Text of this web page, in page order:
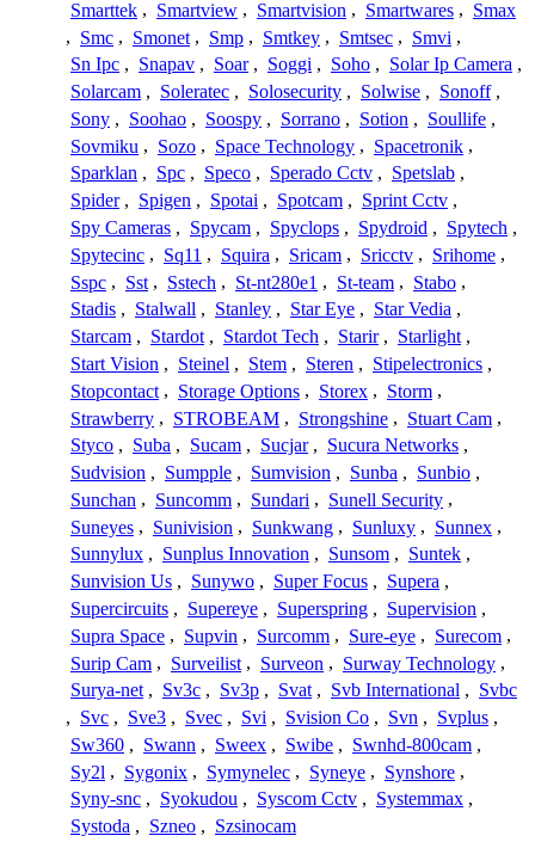
Smarttek , Smartview , Smartvision , Smartwares , Smax
, Smc , Smonet , Smp , Smtkey , Smtsec , Smvi ,
Sn Ipc , Snapav , Soar , Soggi , Soho , Solar Ip Camera ,
Solarcam , Soleratec , Solosecurity , Solwise , Sonoff ,
Sony , Soohao , Soospy , Sorrano , Sotion , Soullife ,
Sovmiku , Sozo , Space Technology , Spacetronik ,
Sparklan , Spc , Speco , Sperado Cctv , Spetslab ,
Spider , Spigen , Spotai , Spotcam , Sprint Cctv ,
Spy Cameras , Spycam , Spyclops , Spydroid , Spytech ,
Spytecinc , Sq11 , Squira , Sricam , Sricctv , Srihome ,
Sspc , Sst , Sstech , St-nt280e1 , St-team , Stabo ,
Stadis , Stalwall , Stanley , Star Eye , Star Vedia ,
Starcam , Stardot , Stardot Tech , Starir , Starlight ,
Start Vision , Steinel , Stem , Steren , Stipelectronics ,
Stopcontact , Storage Options , Storex , Storm ,
Strawberry , STROBEAM , Strongshine , Stuart Cam ,
Styco , Suba , Sucam , Sucjar , Sucura Networks ,
Sudvision , Sumpple , Sumvision , Sunba , Sunbio ,
Sunchan , Suncomm , Sundari , Sunell Security ,
Suneyes , Sunivision , Sunkwang , Sunluxy , Sunnex ,
Sunnylux , Sunplus Innovation , Sunsom , Suntek ,
Sunvision Us , Sunywo , Super Focus , Supera ,
Supercircuits , Supereye , Superspring , Supervision ,
Supra Space , Supvin , Surcomm , Sure-eye , Surecom ,
Surip Cam , Surveilist , Surveon , Surway Technology ,
Surya-net , Sv3c , Sv3p , Svat , Svb International , Svbc
, Svc , Sve3 , Svec , Svi , Svision Co , Svn , Svplus ,
Sw360 , Swann , Sweex , Swibe , Swnhd-800cam ,
Sy2l , Sygonix , Symynelec , Syneye , Synshore ,
Syny-snc , Syokudou , Syscom Cctv , Systemmax ,
Systoda , Szneo , Szsinocam